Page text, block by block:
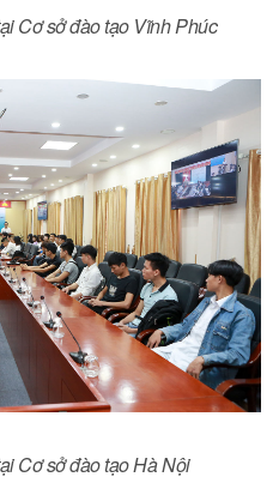
Cơ sở đào tạo Vĩnh Phúc
Cơ sở đào tạo Hà Nội